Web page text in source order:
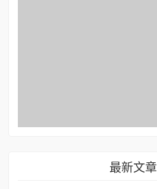
最新文章